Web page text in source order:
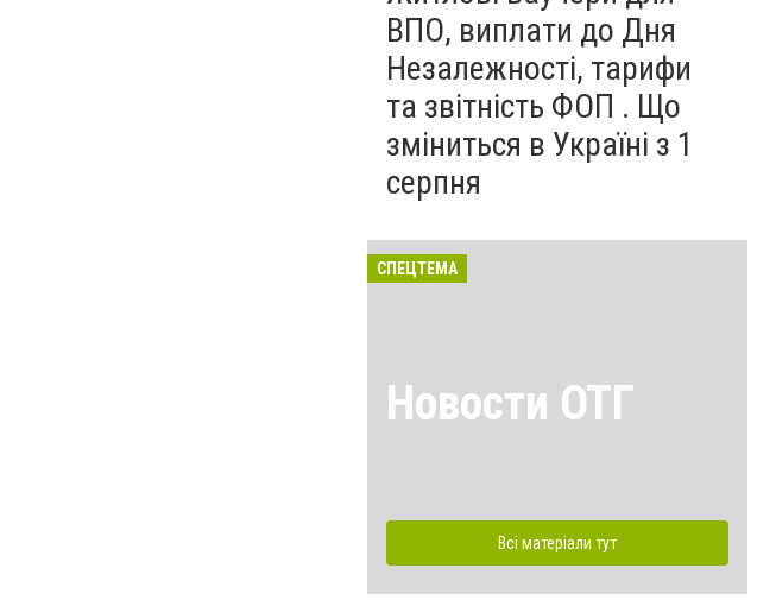
ВПО, виплати до Дня
Незалежності, тарифи
та звітність ФОП . Що
зміниться в Україні з 1
серпня
СПЕЦТЕМА
Новости ОТГ
Всі матеріали тут